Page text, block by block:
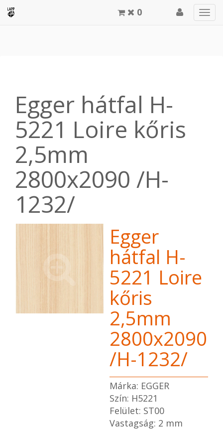
0
Egger hátfal H-
5221 Loire kőris
2,5mm
2800x2090 /H-
1232/
Egger
hátfal H-
5221 Loire
kőris
2,5mm
2800x2090
/H-1232/
Márka: EGGER
Szín: H5221
Felület: ST00
Vastagság: 2 mm